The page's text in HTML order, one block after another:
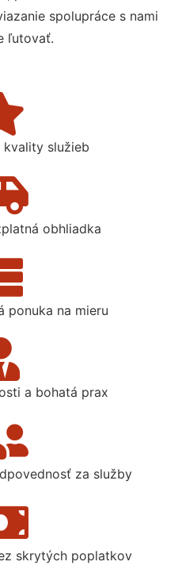
spolupráce s nami
ľutovať.
služieb
obhliadka
ponuka na mieru
a bohatá prax
za služby
skrytých poplatkov